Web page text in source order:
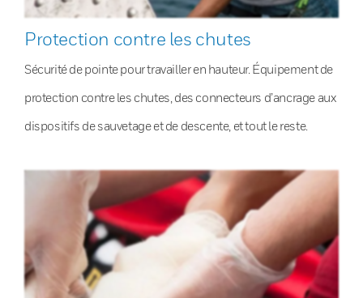
Protection contre les chutes
Sécurité de pointe pour travailler en hauteur. Équipement de
protection contre les chutes, des connecteurs d’ancrage aux
dispositifs de sauvetage et de descente, et tout le reste.